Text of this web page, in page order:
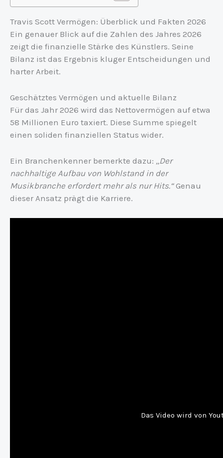
Travis Scott Vermögen: Überblick und Fakten 2026
Ein genauer Blick auf die Zahlen des Jahres 2026
zeigt die finanzielle Stärke des Künstlers. Seine
Bilanz ist das Ergebnis kluger Entscheidungen und
harter Arbeit.
Geschätztes Vermögen und aktuelle Bilanz
Für das Jahr 2026 wird das Nettovermögen auf etwa
58 Millionen Euro taxiert. Diese Summe spiegelt
einen soliden finanziellen Status wider.
Ein Branchenkenner bemerkte dazu: „Der
nachhaltige Aufbau von Wohlstand in der
Musikbranche erfordert mehr als nur Hits.“Genau
dieser Ansatz prägt die Karriere.
Das Video wird von